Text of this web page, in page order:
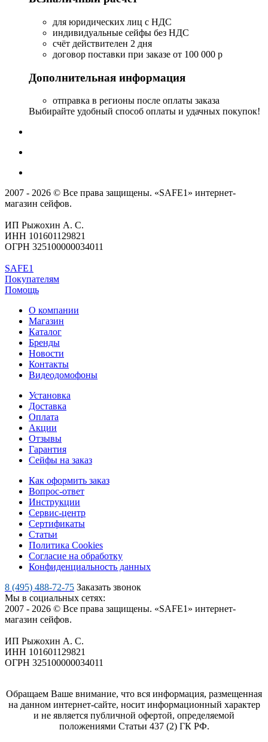
для юридических лиц с НДС
индивидуальные сейфы без НДС
счёт действителен 2 дня
договор поставки при заказе от 100 000 р
Дополнительная информация
отправка в регионы после оплаты заказа
Выбирайте удобный способ оплаты и удачных покупок!
2007 - 2026 © Все права защищены. «SAFE1» интернет-
магазин сейфов.
ИП Рыжохин А. С.
ИНН 101601129821
ОГРН 325100000034011
SAFE1
Покупателям
Помощь
О компании
Магазин
Каталог
Бренды
Новости
Контакты
Видеодомофоны
Установка
Доставка
Оплата
Акции
Отзывы
Гарантия
Сейфы на заказ
Как оформить заказ
Вопрос-ответ
Инструкции
Сервис-центр
Сертификаты
Статьи
Политика Cookies
Согласие на обработку
Конфиденциальность данных
8 (495) 488-72-75 Заказать звонок
Мы в социальных сетях:
2007 - 2026 © Все права защищены. «SAFE1» интернет-
магазин сейфов.
ИП Рыжохин А. С.
ИНН 101601129821
ОГРН 325100000034011
Обращаем Ваше внимание, что вся информация, размещенная
на данном интернет-сайте, носит информационный характер
и не является публичной офертой, определяемой
положениями Статьи 437 (2) ГК РФ.